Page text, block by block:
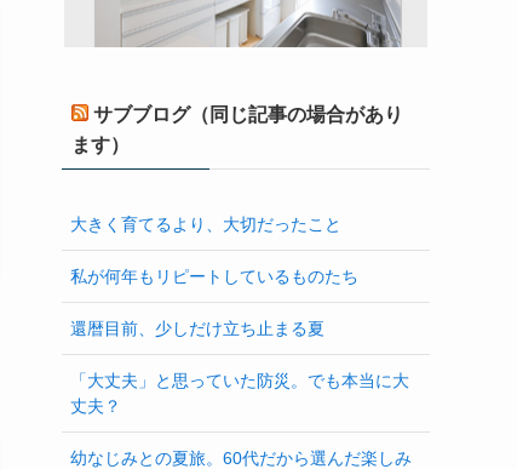
サブブログ（同じ記事の場合があり
ます）
大きく育てるより、大切だったこと
私が何年もリピートしているものたち
還暦目前、少しだけ立ち止まる夏
「大丈夫」と思っていた防災。でも本当に大
丈夫？
幼なじみとの夏旅。60代だから選んだ楽しみ